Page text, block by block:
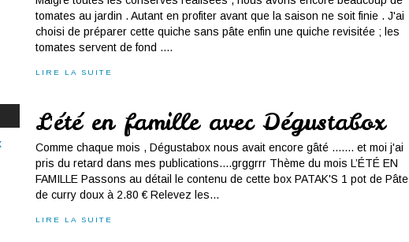
tomates au jardin . Autant en profiter avant que la saison ne soit finie . J'ai
choisi de préparer cette quiche sans pâte enfin une quiche revisitée ; les
tomates servent de fond ....
LIRE LA SUITE
L'été en famille avec Dégustabox
Comme chaque mois , Dégustabox nous avait encore gâté ....... et moi j'ai
pris du retard dans mes publications....grggrrr Thème du mois L’ÉTÉ EN
FAMILLE Passons au détail le contenu de cette box PATAK'S 1 pot de Pâte
de curry doux à 2.80 € Relevez les...
LIRE LA SUITE